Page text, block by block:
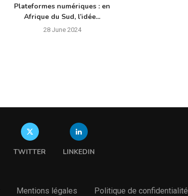
Plateformes numériques : en
Afrique du Sud, l’idée...
28 June 2024
TWITTER LINKEDIN
Mentions légales Politique de confidentialité